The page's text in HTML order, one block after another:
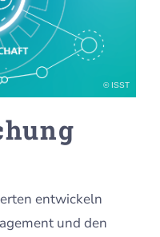
entwickeln
und den
© ISST